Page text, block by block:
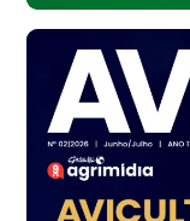
cx
Frango -
R$ 7,16
kg
Frango -
SP